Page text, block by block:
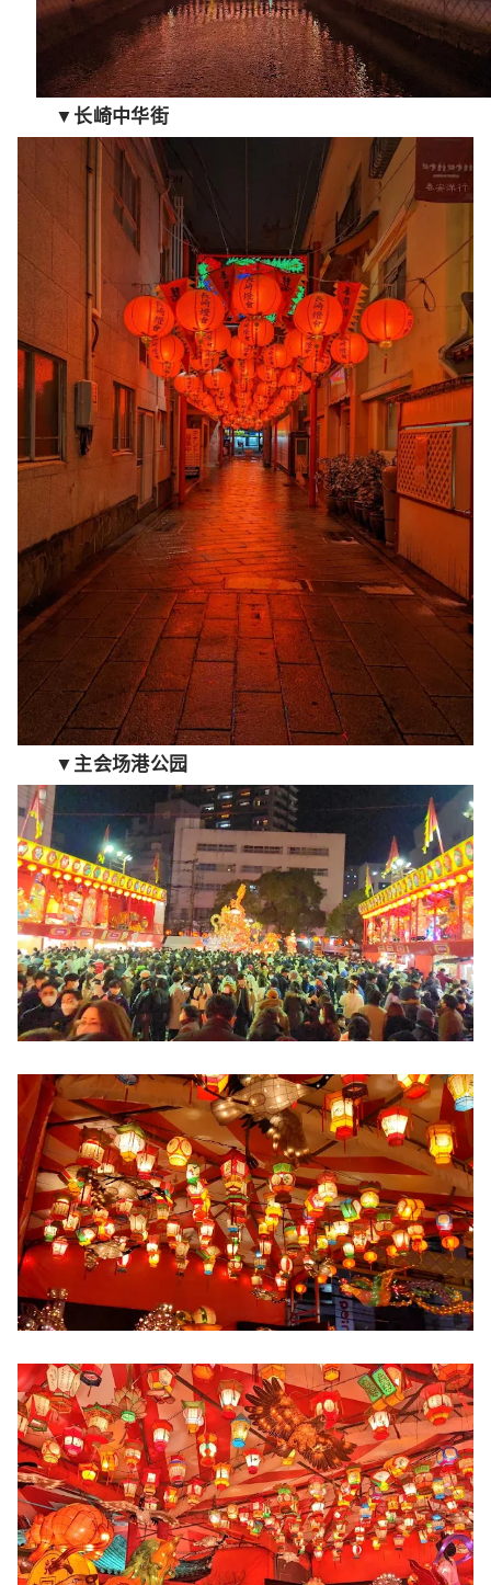
▼长崎中华街
▼主会场港公园